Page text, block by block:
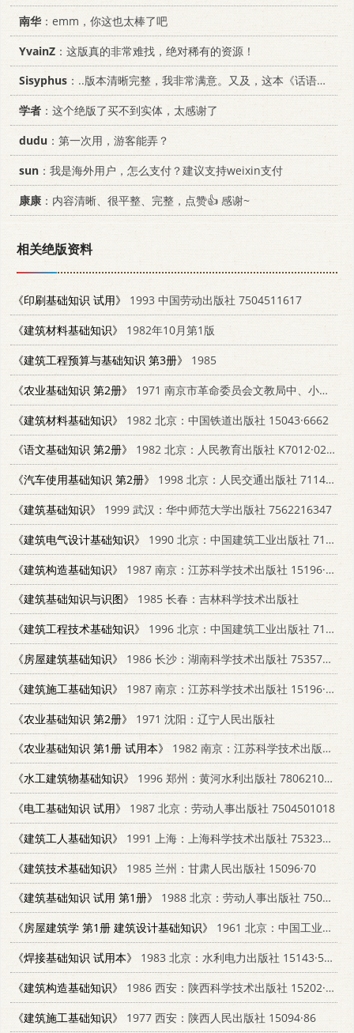
南华：emm，你这也太棒了吧
YvainZ ：这版真的非常难找，绝对稀有的资源！
Sisyphus ：..版本清晰完整，我非常满意。又及，这本《话语的真相》...
学者 ：这个绝版了买不到实体，太感谢了
dudu ：第一次用，游客能弄？
sun ：我是海外用户，怎么支付？建议支持weixin支付
康康 ：内容清晰、很平整、完整，点赞👍 感谢~
相关绝版资料
《印刷基础知识 试用》
1993 中国劳动出版社 7504511617
《建筑材料基础知识》
1982年10月第1版
《建筑工程预算与基础知识 第3册》
1985
《农业基础知识 第2册》
1971 南京市革命委员会文教局中、小学教材编写组
《建筑材料基础知识》
1982 北京：中国铁道出版社 15043·6662
《语文基础知识 第2册》
1982 北京：人民教育出版社 K7012·0273
《汽车使用基础知识 第2册》
1998 北京：人民交通出版社 7114002912
《建筑基础知识》
1999 武汉：华中师范大学出版社 7562216347
《建筑电气设计基础知识》
1990 北京：中国建筑工业出版社 711200912X
《建筑构造基础知识》
1987 南京：江苏科学技术出版社 15196·226
《建筑基础知识与识图》
1985 长春：吉林科学技术出版社
《建筑工程技术基础知识》
1996 北京：中国建筑工业出版社 7112026717
《房屋建筑基础知识》
1986 长沙：湖南科学技术出版社 7535701272
《建筑施工基础知识》
1987 南京：江苏科学技术出版社 15196·225
《农业基础知识 第2册》
1971 沈阳：辽宁人民出版社
《农业基础知识 第1册 试用本》
1982 南京：江苏科学技术出版社 K7196·001
《水工建筑物基础知识》
1996 郑州：黄河水利出版社 7806210946
《电工基础知识 试用》
1987 北京：劳动人事出版社 7504501018
《建筑工人基础知识》
1991 上海：上海科学技术出版社 753232379X
《建筑技术基础知识》
1985 兰州：甘肃人民出版社 15096·70
《建筑基础知识 试用 第1册》
1988 北京：劳动人事出版社 7504501115
《房屋建筑学 第1册 建筑设计基础知识》
1961 北京：中国工业出版社 K15165·1033
《焊接基础知识 试用本》
1983 北京：水利电力出版社 15143·5161
《建筑构造基础知识》
1986 西安：陕西科学技术出版社 15202·119
《建筑施工基础知识》
1977 西安：陕西人民出版社 15094·86